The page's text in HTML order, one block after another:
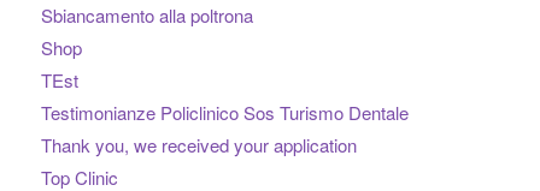
Sbiancamento alla poltrona
Shop
TEst
Testimonianze Policlinico Sos Turismo Dentale
Thank you, we received your application
Top Clinic